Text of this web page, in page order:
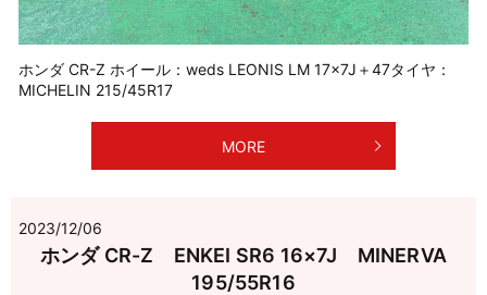
ホンダ CR-Z ホイール：weds LEONIS LM 17×7J＋47タイヤ：
MICHELIN 215/45R17
MORE
2023/12/06
ホンダ CR-Z ENKEI SR6 16×7J MINERVA
195/55R16